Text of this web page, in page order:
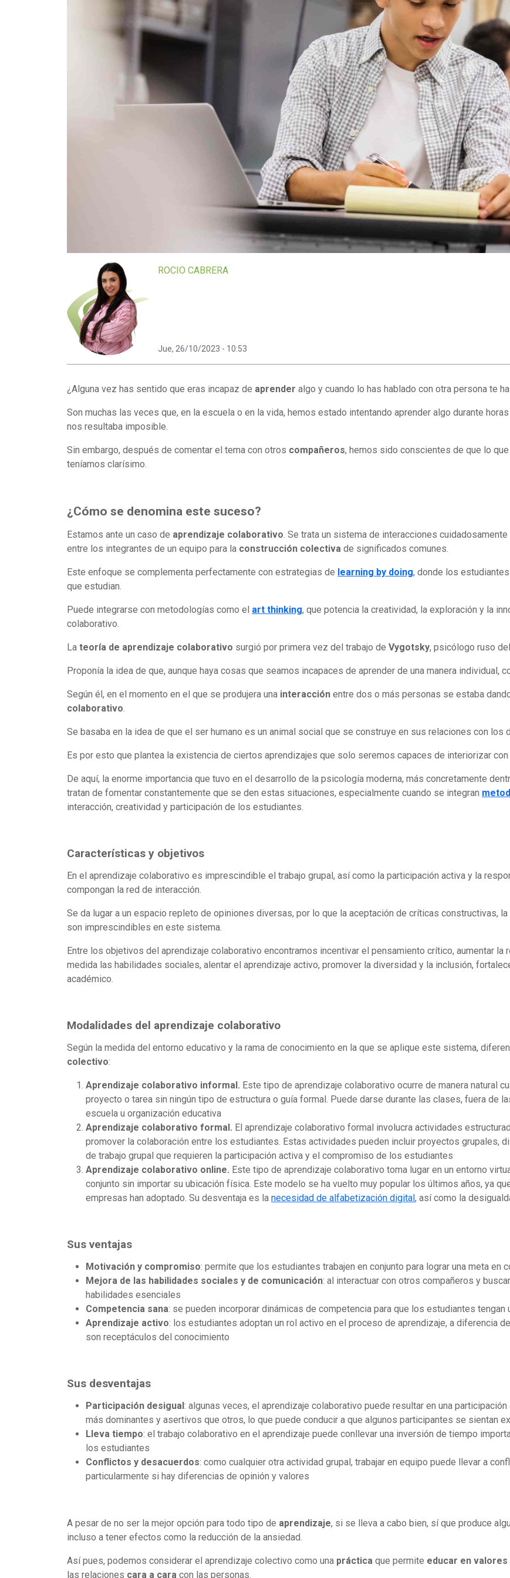
ROCIO CABRERA
Jue, 26/10/2023 - 10:53
¿Alguna vez has sentido que eras incapaz de aprender algo y cuando lo has hablado con otra persona te
Son muchas las veces que, en la escuela o en la vida, hemos estado intentando aprender algo durante
nos resultaba imposible.
Sin embargo, después de comentar el tema con otros compañeros, hemos sido conscientes de que lo
teníamos clarísimo.
¿Cómo se denomina este suceso?
Estamos ante un caso de aprendizaje colaborativo. Se trata un sistema de interacciones
entre los integrantes de un equipo para la construcción colectiva de significados comunes.
Este enfoque se complementa perfectamente con estrategias de learning by doing, donde los
que estudian.
Puede integrarse con metodologías como el art thinking, que potencia la creatividad, la exploración y la
colaborativo.
La teoría de aprendizaje colaborativo surgió por primera vez del trabajo de Vygotsky, psicólogo ruso
Proponía la idea de que, aunque haya cosas que seamos incapaces de aprender de una manera individual,
Según él, en el momento en el que se produjera una interacción entre dos o más personas se estaba
colaborativo.
Se basaba en la idea de que el ser humano es un animal social que se construye en sus relaciones con los
Es por esto que plantea la existencia de ciertos aprendizajes que solo seremos capaces de interiorizar con
De aquí, la enorme importancia que tuvo en el desarrollo de la psicología moderna, más concretamente
tratan de fomentar constantemente que se den estas situaciones, especialmente cuando se integran
interacción, creatividad y participación de los estudiantes.
Características y objetivos
En el aprendizaje colaborativo es imprescindible el trabajo grupal, así como la participación activa y la
compongan la red de interacción.
Se da lugar a un espacio repleto de opiniones diversas, por lo que la aceptación de críticas constructivas,
son imprescindibles en este sistema.
Entre los objetivos del aprendizaje colaborativo encontramos incentivar el pensamiento crítico, aumentar
medida las habilidades sociales, alentar el aprendizaje activo, promover la diversidad y la inclusión,
académico.
Modalidades del aprendizaje colaborativo
Según la medida del entorno educativo y la rama de conocimiento en la que se aplique este sistema,
colectivo:
Aprendizaje colaborativo informal. Este tipo de aprendizaje colaborativo ocurre de manera natural
proyecto o tarea sin ningún tipo de estructura o guía formal. Puede darse durante las clases, fuera de
escuela u organización educativa
Aprendizaje colaborativo formal. El aprendizaje colaborativo formal involucra actividades
promover la colaboración entre los estudiantes. Estas actividades pueden incluir proyectos grupales,
de trabajo grupal que requieren la participación activa y el compromiso de los estudiantes
Aprendizaje colaborativo online. Este tipo de aprendizaje colaborativo toma lugar en un entorno
conjunto sin importar su ubicación física. Este modelo se ha vuelto muy popular los últimos años, ya
empresas han adoptado. Su desventaja es la necesidad de alfabetización digital , así como la
Sus ventajas
Motivación y compromiso: permite que los estudiantes trabajen en conjunto para lograr una meta en
Mejora de las habilidades sociales y de comunicación: al interactuar con otros compañeros y
habilidades esenciales
Competencia sana: se pueden incorporar dinámicas de competencia para que los estudiantes tengan
Aprendizaje activo: los estudiantes adoptan un rol activo en el proceso de aprendizaje, a diferencia
son receptáculos del conocimiento
Sus desventajas
Participación desigual : algunas veces, el aprendizaje colaborativo puede resultar en una
más dominantes y asertivos que otros, lo que puede conducir a que algunos participantes se sientan
Lleva tiempo: el trabajo colaborativo en el aprendizaje puede conllevar una inversión de tiempo
los estudiantes
Conflictos y desacuerdos: como cualquier otra actividad grupal, trabajar en equipo puede llevar a
particularmente si hay diferencias de opinión y valores
A pesar de no ser la mejor opción para todo tipo de aprendizaje, si se lleva a cabo bien, sí que produce
incluso a tener efectos como la reducción de la ansiedad.
Así pues, podemos considerar el aprendizaje colectivo como una práctica que permite educar en valores
las relaciones cara a cara con las personas.